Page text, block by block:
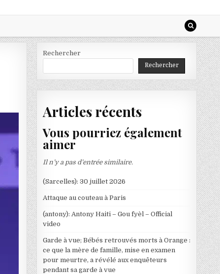
Rechercher
Rechercher
Articles récents
Vous pourriez également
aimer
Il n’y a pas d’entrée similaire.
(Sarcelles): 30 juillet 2026
Attaque au couteau à Paris
(antony): Antony Haiti – Gou fyèl – Official
video
Garde à vue; Bébés retrouvés morts à Orange :
ce que la mère de famille, mise en examen
pour meurtre, a révélé aux enquêteurs
pendant sa garde à vue